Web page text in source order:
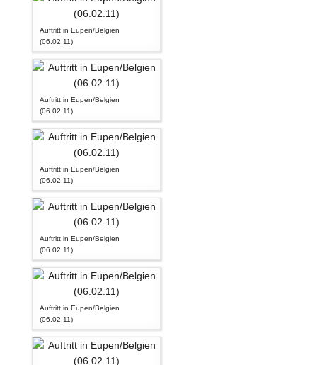
Auftritt in Eupen/Belgien
(06.02.11)
Auftritt in Eupen/Belgien
(06.02.11)
Auftritt in Eupen/Belgien
(06.02.11)
Auftritt in Eupen/Belgien
(06.02.11)
Auftritt in Eupen/Belgien
(06.02.11)